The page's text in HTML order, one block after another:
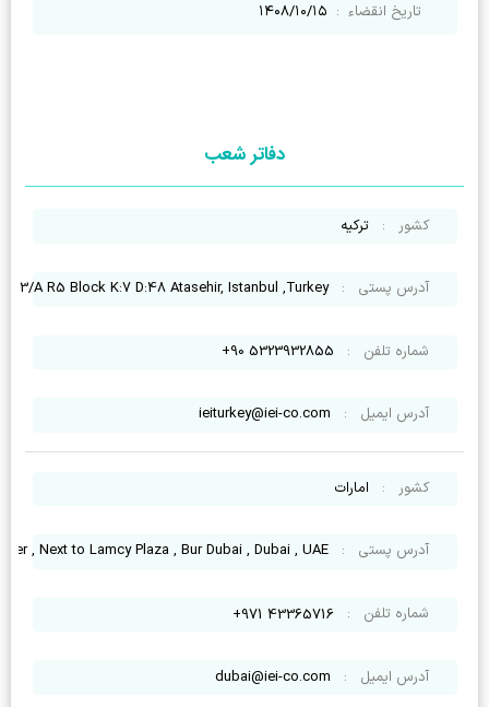
تاریخ انقضاء : ۱۴۰۸/۱۰/۱۵
دفاتر شعب
کشور :ترکیه
آدرس پستی :
A R5 Block K:7 D:48 Atasehir, Istanbul ,Turkey
شماره تلفن :
5323932855 90+
آدرس ایمیل :
ieiturkey@iei-co.com
کشور : امارات
آدرس پستی :
, Next to Lamcy Plaza , Bur Dubai , Dubai , UAE
شماره تلفن :
43365716 971+
آدرس ایمیل :
dubai@iei-co.com